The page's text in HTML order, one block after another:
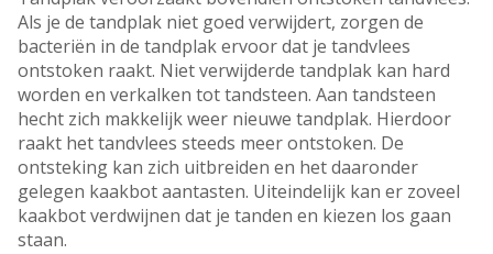
Als je de tandplak niet goed verwijdert, zorgen de
bacteriën in de tandplak ervoor dat je tandvlees
ontstoken raakt. Niet verwijderde tandplak kan hard
worden en verkalken tot tandsteen. Aan tandsteen
hecht zich makkelijk weer nieuwe tandplak. Hierdoor
raakt het tandvlees steeds meer ontstoken. De
ontsteking kan zich uitbreiden en het daaronder
gelegen kaakbot aantasten. Uiteindelijk kan er zoveel
kaakbot verdwijnen dat je tanden en kiezen los gaan
staan.